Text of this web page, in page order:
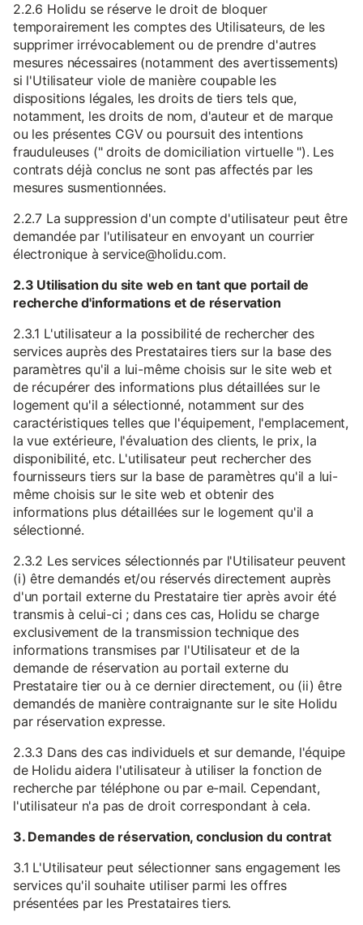
2.2.6 Holidu se réserve le droit de bloquer
temporairement les comptes des Utilisateurs, de les
supprimer irrévocablement ou de prendre d'autres
mesures nécessaires (notamment des avertissements)
si l'Utilisateur viole de manière coupable les
dispositions légales, les droits de tiers tels que,
notamment, les droits de nom, d'auteur et de marque
ou les présentes CGV ou poursuit des intentions
frauduleuses (" droits de domiciliation virtuelle "). Les
contrats déjà conclus ne sont pas affectés par les
mesures susmentionnées.
2.2.7 La suppression d'un compte d'utilisateur peut être
demandée par l'utilisateur en envoyant un courrier
électronique à service@holidu.com.
2.3 Utilisation du site web en tant que portail de
recherche d'informations et de réservation
2.3.1 L'utilisateur a la possibilité de rechercher des
services auprès des Prestataires tiers sur la base des
paramètres qu'il a lui-même choisis sur le site web et
de récupérer des informations plus détaillées sur le
logement qu'il a sélectionné, notamment sur des
caractéristiques telles que l'équipement, l'emplacement,
la vue extérieure, l'évaluation des clients, le prix, la
disponibilité, etc. L'utilisateur peut rechercher des
fournisseurs tiers sur la base de paramètres qu'il a lui-
même choisis sur le site web et obtenir des
informations plus détaillées sur le logement qu'il a
sélectionné.
2.3.2 Les services sélectionnés par l'Utilisateur peuvent
(i) être demandés et/ou réservés directement auprès
d'un portail externe du Prestataire tier après avoir été
transmis à celui-ci ; dans ces cas, Holidu se charge
exclusivement de la transmission technique des
informations transmises par l'Utilisateur et de la
demande de réservation au portail externe du
Prestataire tier ou à ce dernier directement, ou (ii) être
demandés de manière contraignante sur le site Holidu
par réservation expresse.
2.3.3 Dans des cas individuels et sur demande, l'équipe
de Holidu aidera l'utilisateur à utiliser la fonction de
recherche par téléphone ou par e-mail. Cependant,
l'utilisateur n'a pas de droit correspondant à cela.
3. Demandes de réservation, conclusion du contrat
3.1 L'Utilisateur peut sélectionner sans engagement les
services qu'il souhaite utiliser parmi les offres
présentées par les Prestataires tiers.